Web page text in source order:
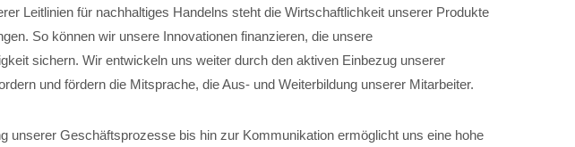
Leitlinien für nachhaltiges Handelns steht die Wirtschaftlichkeit unserer Produkte
So können wir unsere Innovationen finanzieren, die unsere
sichern. Wir entwickeln uns weiter durch den aktiven Einbezug unserer
und fördern die Mitsprache, die Aus- und Weiterbildung unserer Mitarbeiter.
unserer Geschäftsprozesse bis hin zur Kommunikation ermöglicht uns eine hohe